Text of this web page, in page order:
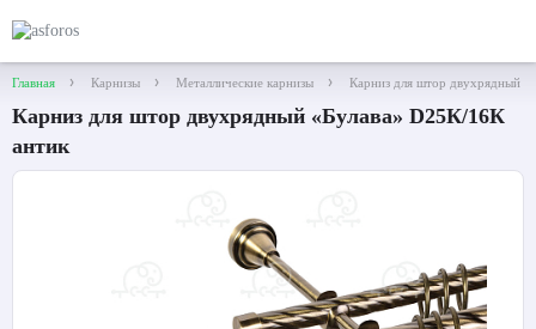
Главная Карнизы Металлические карнизы Карниз для штор двухрядный
Карниз для штор двухрядный «Булава» D25К/16К
антик